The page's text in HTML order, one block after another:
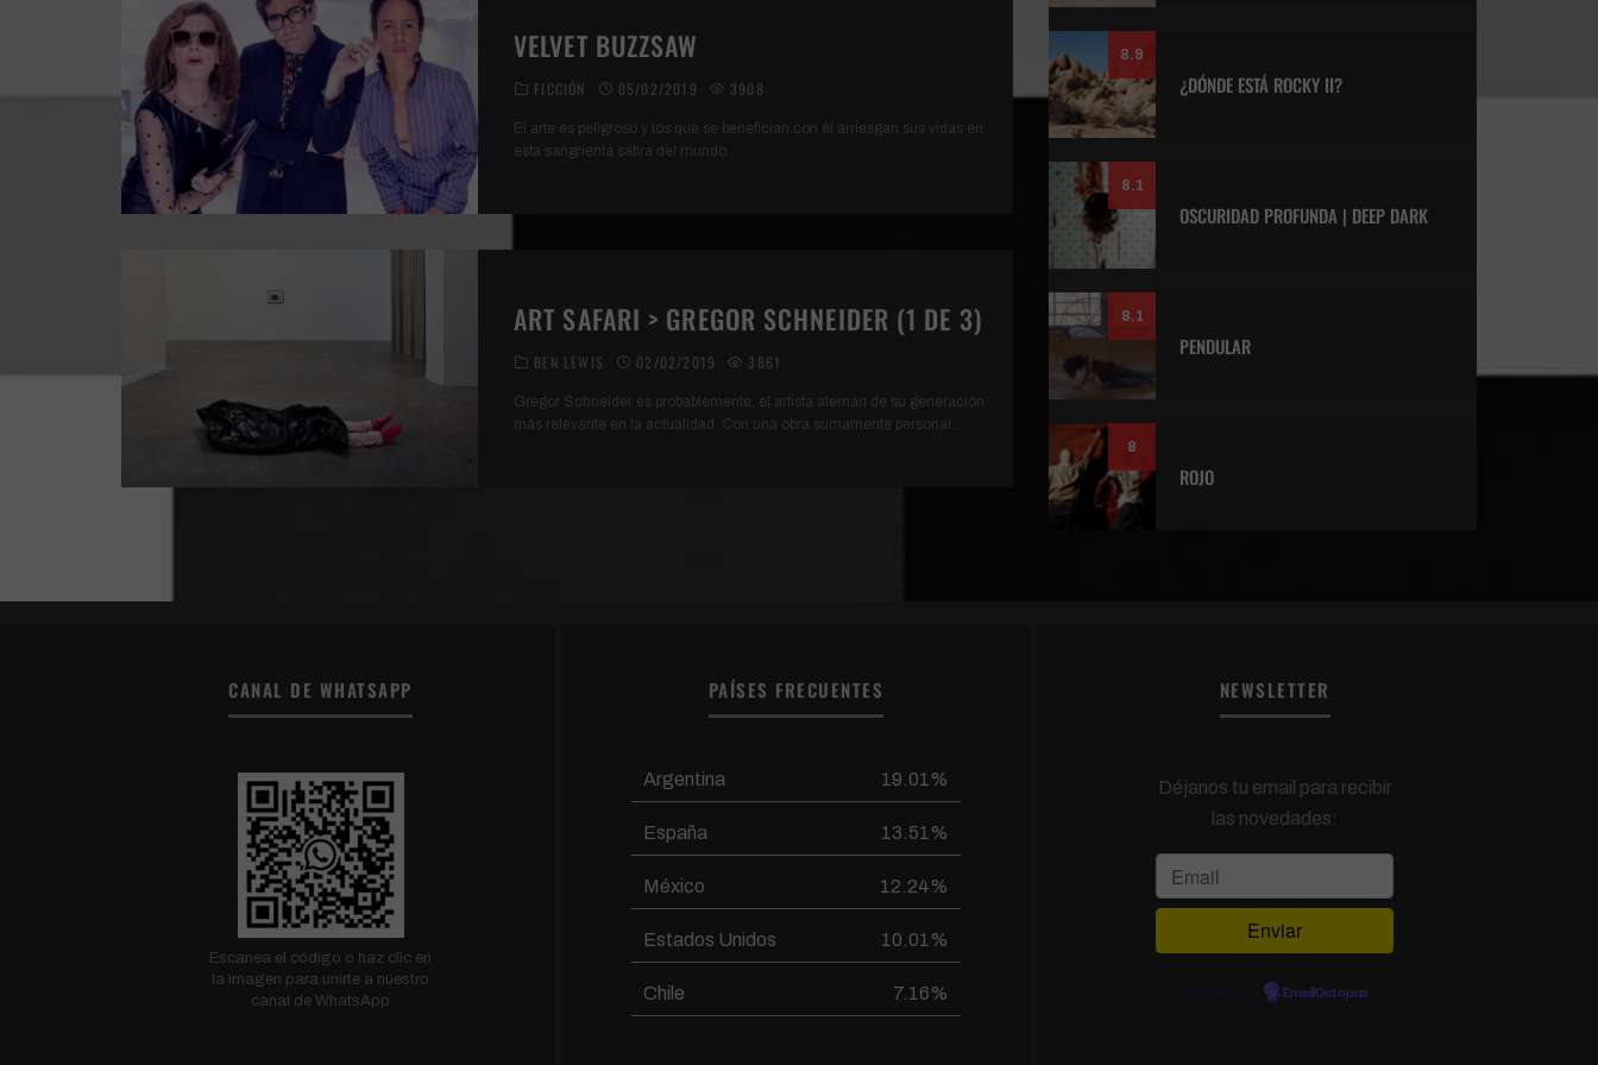
VELVET BUZZSAW
FICCIÓN 05/02/2019 3908
El arte es peligroso y los que se benefician con él arriesgan sus vidas en
esta sangrienta sátira del mundo
ART SAFARI > GREGOR SCHNEIDER (1 DE 3)
BEN LEWIS 02/02/2019 3861
Gregor Schneider es probablemente, el artista alemán de su generación
más relevante en la actualidad. Con una obra sumamente personal
8.9
¿DÓNDE ESTÁ ROCKY II?
8.1
OSCURIDAD PROFUNDA | DEEP DARK
8.1
PENDULAR
8
ROJO
CANAL DE WHATSAPP
Escanea el código o haz clic en
la imagen para unirte a nuestro
canal de WhatsApp
PAÍSES FRECUENTES
Argentina 19.01%
España 13.51%
México 12.24%
Estados Unidos 10.01%
Chile 7.16%
NEWSLETTER
Déjanos tu email para recibir
las novedades:
EmailOctopus